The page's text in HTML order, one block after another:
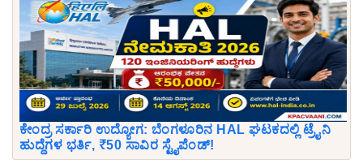
ಕೇಂದ್ರ ಸರ್ಕಾರಿ ಉದ್ಯೋಗ: ಬೆಂಗಳೂರಿನ HAL ಘಟಕದಲ್ಲಿ ಟ್ರೈನಿ
ಹುದ್ದೆಗಳ ಭರ್ತಿ, ₹50 ಸಾವಿರ ಸ್ಟೈಪೆಂಡ್!